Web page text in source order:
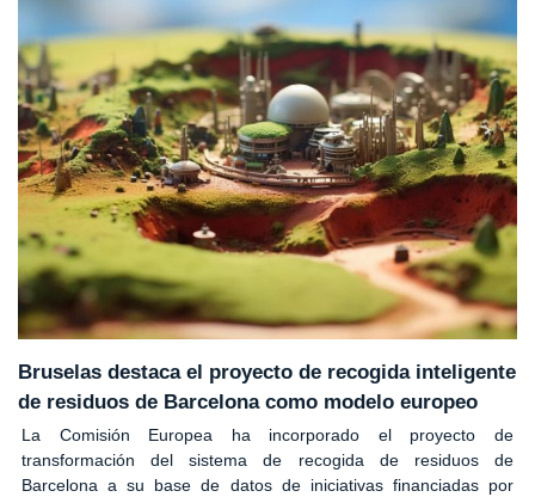
Bruselas destaca el proyecto de recogida inteligente
de residuos de Barcelona como modelo europeo
La Comisión Europea ha incorporado el proyecto de
transformación del sistema de recogida de residuos de
Barcelona a su base de datos de iniciativas financiadas por